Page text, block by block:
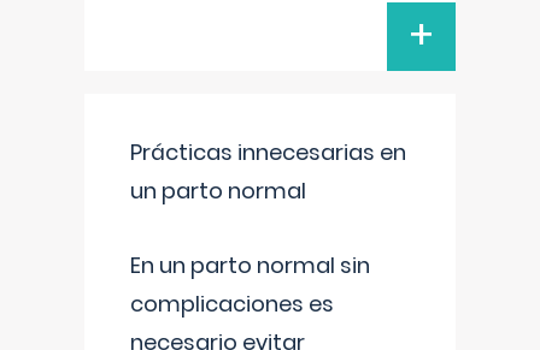
+
Prácticas innecesarias en
un parto normal
En un parto normal sin
complicaciones es
necesario evitar